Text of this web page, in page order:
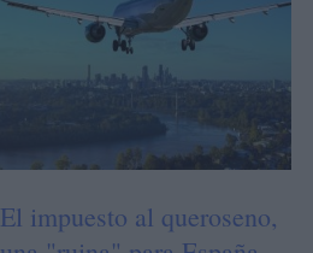
El impuesto al queroseno,